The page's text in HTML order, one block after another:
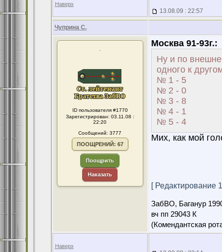
Наверх
13.08.09 : 22:57
Чуприна С.
.
ID пользователя #1770
Зарегистрирован: 03.11.08 :
22:20
Сообщений: 3777
ПООЩРЕНИЙ: 67
Поощрить
Наказать
Москва 91-93г.:
Ну и по
одного к
№ 1 - 5
№ 2 - 0
№ 3 - 8
№ 4 - 1
№ 5 - 4
Мих, как мой
[ Редактирование
ЗабВО, Баганур
вч пп 29043 К
(Комендантская
Наверх